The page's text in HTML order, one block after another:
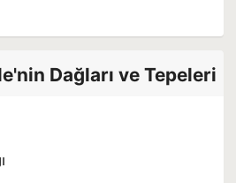
Dağları ve Tepeleri